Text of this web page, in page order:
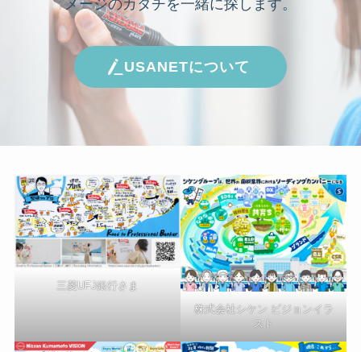
メージのカタチを一緒に探します。
USANETについて
三菱UFJ銀行さま
株式会社シケン ビジョンイラ
スト